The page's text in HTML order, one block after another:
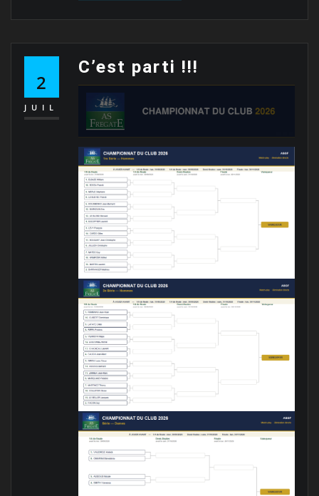
2
JUIL
C’est parti !!!